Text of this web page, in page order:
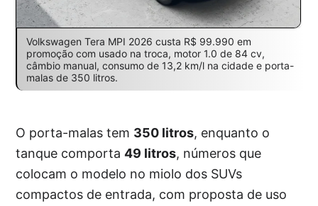
Volkswagen Tera MPI 2026 custa R$ 99.990 em
promoção com usado na troca, motor 1.0 de 84 cv,
câmbio manual, consumo de 13,2 km/l na cidade e porta-
malas de 350 litros.
O porta-malas tem 350 litros, enquanto o
tanque comporta49 litros, números que
colocam o modelo no miolo dos SUVs
compactos de entrada, com proposta de uso